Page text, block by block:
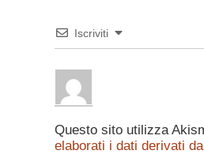
Iscriviti
Questo sito utilizza
elaborati i dati derivati